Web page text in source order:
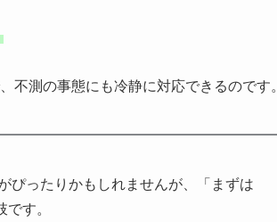
測の事態にも冷静に対応できるのです。
ぴったりかもしれませんが、「まずは
す。